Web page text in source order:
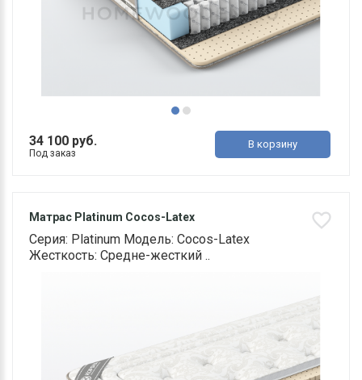
34 100 руб.
Под заказ
В корзину
Матрас Platinum Cocos-Latex
Серия: Platinum Модель: Cocos-Latex
Жесткость: Средне-жесткий ..